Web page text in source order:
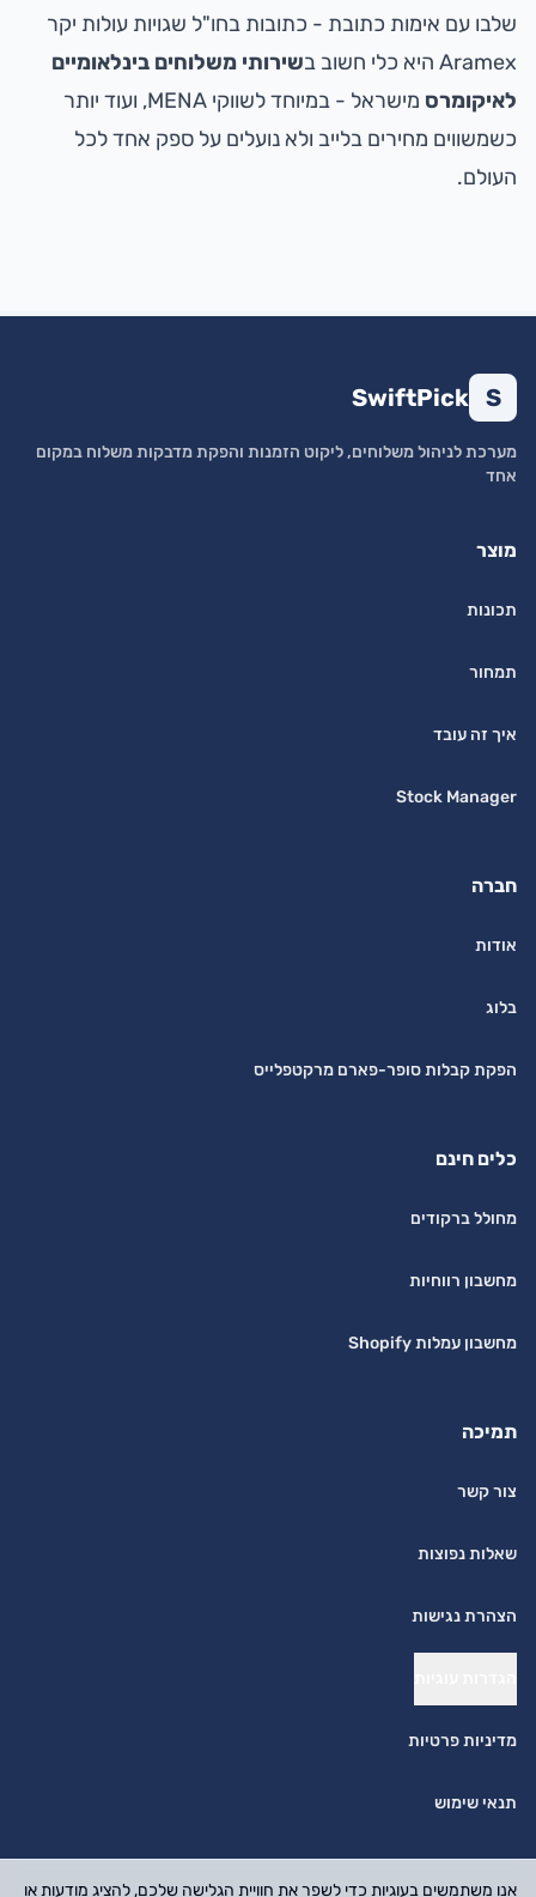
אנו משתמשים בעוגיות כדי לשפר את חוויית הגלישה שלכם, להציג מודעות או
שלבו עם אימות כתובת - כתובות בחו"ל שגויות עולות יקר
Aramex היא כלי חשוב ב
שירותי משלוחים בינלאומיים
לאיקומרס
מישראל - במיוחד לשווקי MENA, ועוד יותר
כשמשווים מחירים בלייב ולא נועלים על ספק אחד לכל
העולם.
S
SwiftPick
מערכת לניהול משלוחים, ליקוט הזמנות והפקת מדבקות משלוח במקום
אחד
מוצר
תכונות
תמחור
איך זה עובד
Stock Manager
חברה
אודות
בלוג
הפקת קבלות סופר-פארם מרקטפלייס
כלים חינם
מחולל ברקודים
מחשבון רווחיות
מחשבון עמלות Shopify
תמיכה
צור קשר
שאלות נפוצות
הצהרת נגישות
מדיניות פרטיות
תנאי שימוש